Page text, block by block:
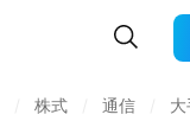
株式 通信